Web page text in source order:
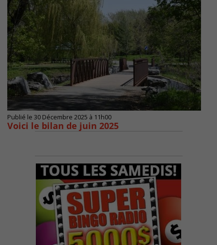
Publié le 30 Décembre 2025 à 11h00
Voici le bilan de juin 2025